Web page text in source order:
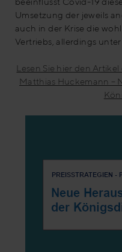
Umsetzung der jeweils
auch in der Krise die
Vertriebs, allerdings
Lesen Sie hier den
Matthias Huckemann –